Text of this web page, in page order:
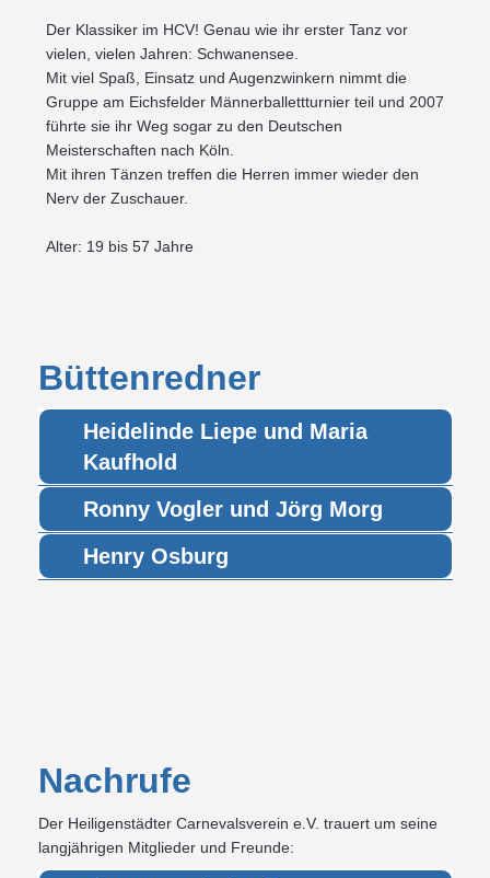
Der Klassiker im HCV! Genau wie ihr erster Tanz vor
vielen, vielen Jahren: Schwanensee.
Mit viel Spaß, Einsatz und Augenzwinkern nimmt die
Gruppe am Eichsfelder Männerballettturnier teil und 2007
führte sie ihr Weg sogar zu den Deutschen
Meisterschaften nach Köln.
Mit ihren Tänzen treffen die Herren immer wieder den
Nerv der Zuschauer.
Alter: 19 bis 57 Jahre
Büttenredner
Heidelinde Liepe und Maria
Kaufhold
Ronny Vogler und Jörg Morg
Henry Osburg
Nachrufe
Der Heiligenstädter Carnevalsverein e.V. trauert um seine
langjährigen Mitglieder und Freunde: